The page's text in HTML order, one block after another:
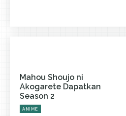
Mahou Shoujo ni
Akogarete Dapatkan
Season 2
ANIME